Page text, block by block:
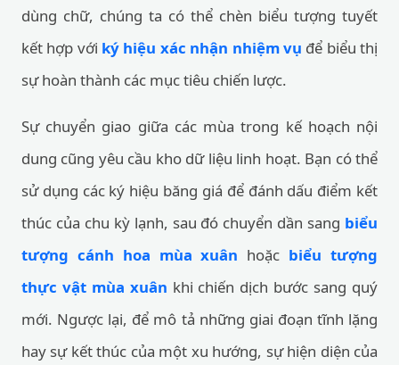
dùng chữ, chúng ta có thể chèn biểu tượng tuyết
kết hợp với ký hiệu xác nhận nhiệm vụ để biểu thị
sự hoàn thành các mục tiêu chiến lược.
Sự chuyển giao giữa các mùa trong kế hoạch nội
dung cũng yêu cầu kho dữ liệu linh hoạt. Bạn có thể
sử dụng các ký hiệu băng giá để đánh dấu điểm kết
thúc của chu kỳ lạnh, sau đó chuyển dần sang biểu
tượng cánh hoa mùa xuân hoặc biểu tượng
thực vật mùa xuân khi chiến dịch bước sang quý
mới. Ngược lại, để mô tả những giai đoạn tĩnh lặng
hay sự kết thúc của một xu hướng, sự hiện diện của